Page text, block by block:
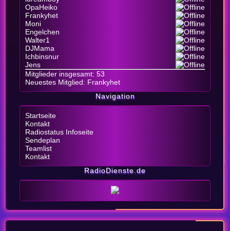
OpaHeiko
Frankyhet
Moni
Engelchen
Walter1
DJMama
Ichbinsnur
Jens
Mitglieder insgesamt: 53
Neuestes Mitglied: Frankyhet
Navigation
Startseite
Kontakt
Radiostatus Infoseite
Sendeplan
Teamlist
Kontakt
RadioDienste.de